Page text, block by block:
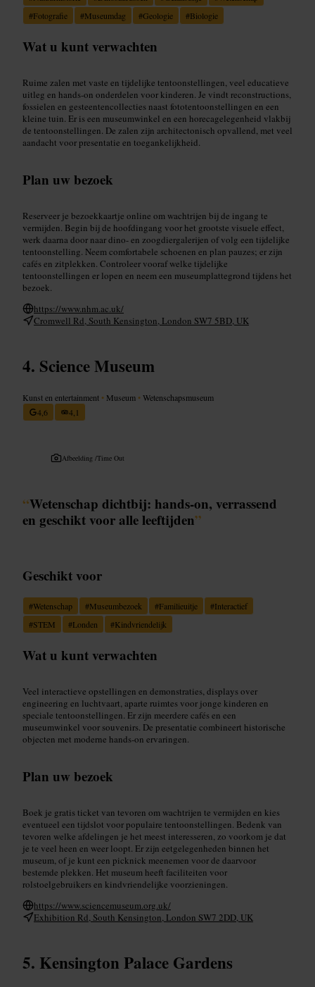
#Fotografie #Museumdag #Geologie #Biologie
Wat u kunt verwachten
Ruime zalen met vaste en tijdelijke tentoonstellingen, veel educatieve
uitleg en hands-on onderdelen voor kinderen. Je vindt reconstructions,
fossielen en gesteentencollecties naast fototentoonstellingen en een
kleine tuin. Er is een museumwinkel en een horecagelegenheid vlakbij
de tentoonstellingen. De zalen zijn architectonisch opvallend, met veel
aandacht voor presentatie en toegankelijkheid.
Plan uw bezoek
Reserveer je bezoekkaartje online om wachtrijen bij de ingang te
vermijden. Begin bij de hoofdingang voor het grootste visuele effect,
werk daarna door naar dino- en zoogdiergalerijen of volg een tijdelijke
tentoonstelling. Neem comfortabele schoenen en plan pauzes; er zijn
cafés en zitplekken. Controleer vooraf welke tijdelijke
tentoonstellingen er lopen en neem een museumplattegrond tijdens het
bezoek.
https://www.nhm.ac.uk/
Cromwell Rd, South Kensington, London SW7 5BD, UK
Science Museum
Kunst en entertainment • Museum •Wetenschapsmuseum
4,6
4,1
Afbeelding /Time Out
“Wetenschap dichtbij: hands-on, verrassend
en geschikt voor alle leeftijden”
Geschikt voor
#Wetenschap #Museumbezoek #Familieuitje #Interactief
#STEM #Londen #Kindvriendelijk
Wat u kunt verwachten
Veel interactieve opstellingen en demonstraties, displays over
engineering en luchtvaart, aparte ruimtes voor jonge kinderen en
speciale tentoonstellingen. Er zijn meerdere cafés en een
museumwinkel voor souvenirs. De presentatie combineert historische
objecten met moderne hands-on ervaringen.
Plan uw bezoek
Boek je gratis ticket van tevoren om wachtrijen te vermijden en kies
eventueel een tijdslot voor populaire tentoonstellingen. Bedenk van
tevoren welke afdelingen je het meest interesseren, zo voorkom je dat
je te veel heen en weer loopt. Er zijn eetgelegenheden binnen het
museum, of je kunt een picknick meenemen voor de daarvoor
bestemde plekken. Het museum heeft faciliteiten voor
rolstoelgebruikers en kindvriendelijke voorzieningen.
https://www.sciencemuseum.org.uk/
Exhibition Rd, South Kensington, London SW7 2DD, UK
Kensington Palace Gardens